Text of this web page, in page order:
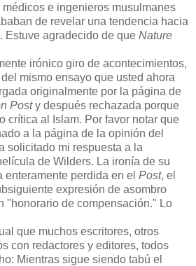
e ingenieros musulmanes
de revelar una tendencia hacia
Estuve agradecido de que Nature
irónico giro de acontecimientos,
mismo ensayo que usted ahora
originalmente por la página de
Posty después rechazada porque
crítica al Islam. Por favor notar que
a la página de la opinión del
solicitado mi respuesta a la
de Wilders. La ironía de su
perdida en el Post, el
expresión de asombro
"honorario de compensación." Lo
que muchos escritores, otros
con redactores y editores, todos
Mientras sigue siendo tabú el